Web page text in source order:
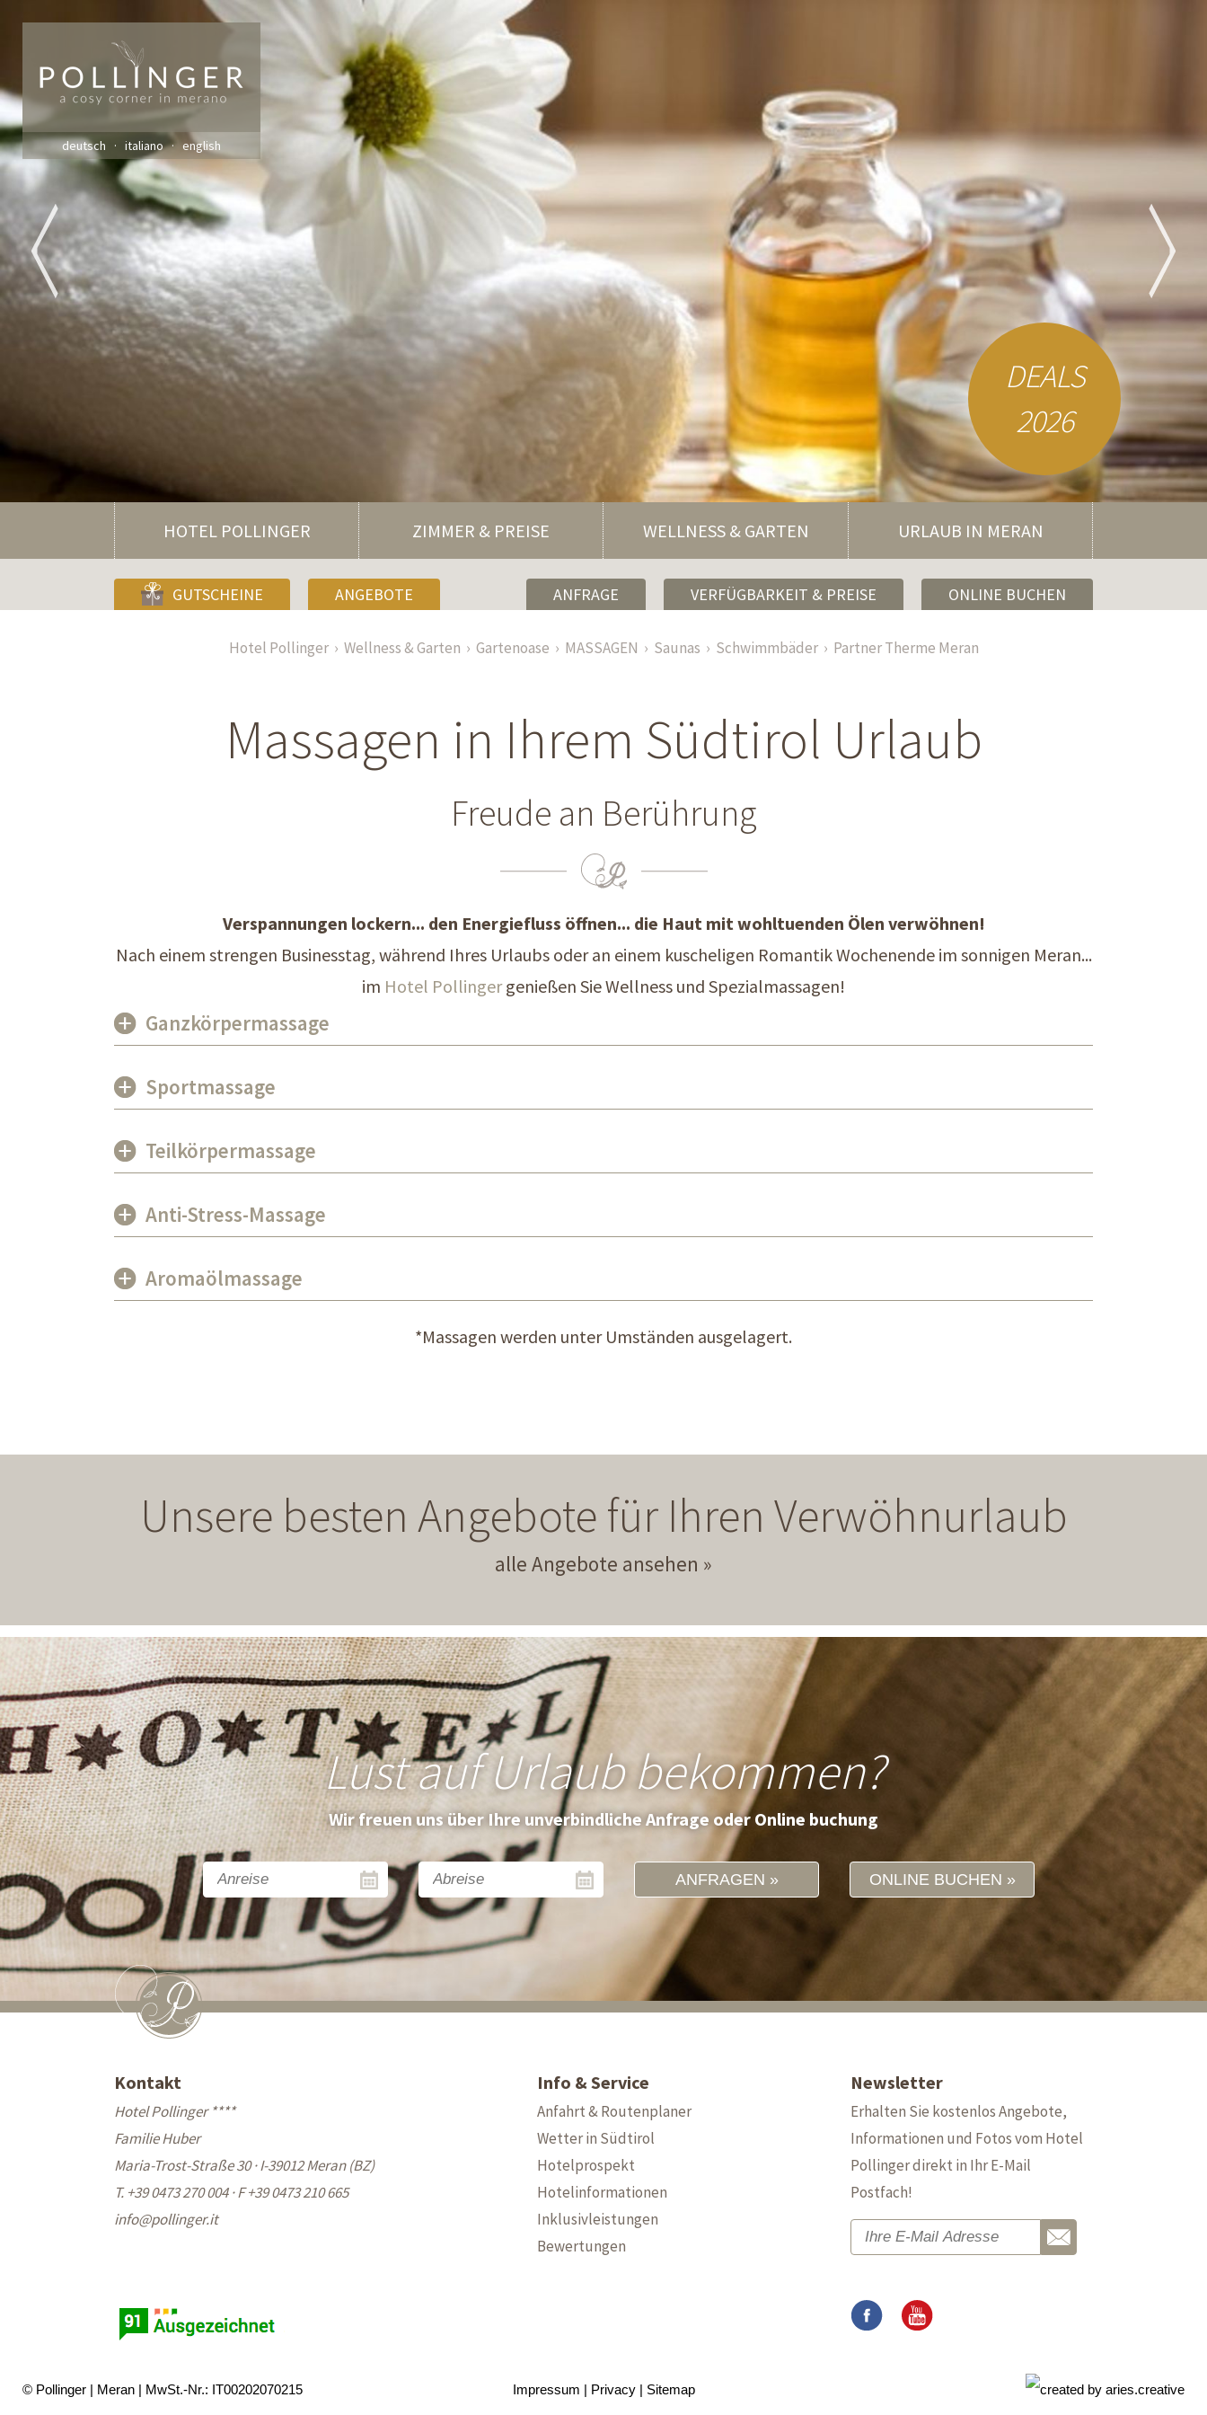
deutsch italiano english
DEALS
2026
HOTEL POLLINGER ZIMMER & PREISE WELLNESS & GARTEN URLAUB IN MERAN
GUTSCHEINE ANGEBOTE ONLINE BUCHEN
VERFÜGBARKEIT & PREISE
ANFRAGE
Hotel Pollinger Wellness & Garten Gartenoase MASSAGEN Saunas Schwimmbäder Partner Therme Meran
Massagen in Ihrem Südtirol Urlaub
Freude an Berührung
Verspannungen lockern... den Energiefluss öffnen... die Haut mit wohltuenden Ölen verwöhnen!
Nach einem strengen Businesstag, während Ihres Urlaubs oder an einem kuscheligen Romantik Wochenende im sonnigen Meran...
im Hotel Pollingergenießen Sie Wellness und Spezialmassagen!
Ganzkörpermassage
Sportmassage
Teilkörpermassage
Anti-Stress-Massage
Aromaölmassage
*Massagen werden unter Umständen ausgelagert.
Unsere besten Angebote für Ihren Verwöhnurlaub
alle Angebote ansehen
Lust auf Urlaub bekommen?
Wir freuen uns über Ihre unverbindliche Anfrage oder Online buchung
ANFRAGEN ONLINE BUCHEN
Kontakt
Hotel Pollinger ****
Familie Huber
Maria-Trost-Straße 30 · I-39012 Meran (BZ)
T. +39 0473 270 004·F +39 0473 210 665
info@pollinger.it
Info & Service
Anfahrt & Routenplaner
Wetter in Südtirol
Hotelprospekt
Hotelinformationen
Inklusivleistungen
Bewertungen
Newsletter
Erhalten Sie kostenlos Angebote,
Informationen und Fotos vom Hotel
Pollinger direkt in Ihr E-Mail
Postfach!
© Pollinger Meran MwSt.-Nr.: IT00202070215 Impressum Privacy Sitemap